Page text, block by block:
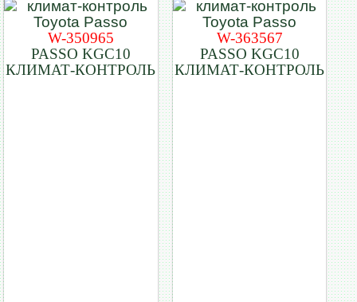
W-350965
PASSO KGC10
КЛИМАТ-КОНТРОЛЬ
W-363567
PASSO KGC10
КЛИМАТ-КОНТРОЛЬ